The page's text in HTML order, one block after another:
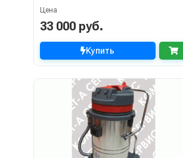
Цена
33 000 руб.
Купить